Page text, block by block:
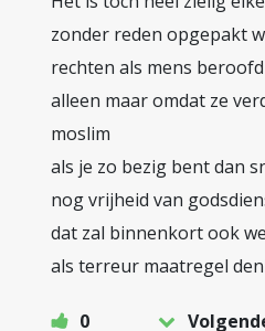
zonder reden opgepakt
rechten als mens
alleen maar omdat ze
moslim
als je zo bezig bent dan
nog vrijheid van
dat zal binnenkort ook
als terreur maatregel
0